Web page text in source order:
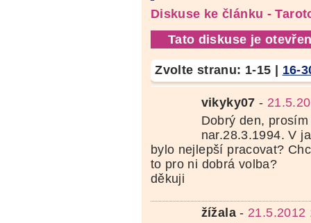
Diskuse ke článku -
Tato diskuse je
Zvolte stranu: 1-15 16-
vikyky07 -
Dobrý den,
nar.28.3.1994. V
bylo nejlepší pracovat?
to pro ni dobrá volba?
děkuji
žížala- 21.5.2012